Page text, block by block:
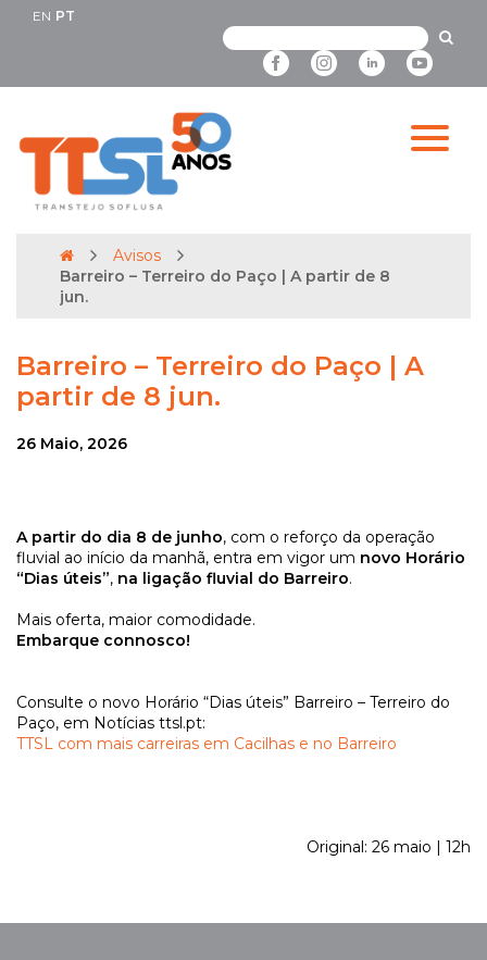
EN PT
Avisos
Barreiro – Terreiro do Paço | A partir de 8
jun.
Barreiro – Terreiro do Paço | A
partir de 8 jun.
26 Maio, 2026
A partir do dia 8 de junho, com o reforço da operação
fluvial ao início da manhã, entra em vigor um novo Horário
“Dias úteis”, na ligação fluvial do Barreiro.
Mais oferta, maior comodidade.
Embarque connosco!
Consulte o novo Horário “Dias úteis” Barreiro – Terreiro do
Paço, em Notícias ttsl.pt:
TTSL com mais carreiras em Cacilhas e no Barreiro
Original: 26 maio | 12h